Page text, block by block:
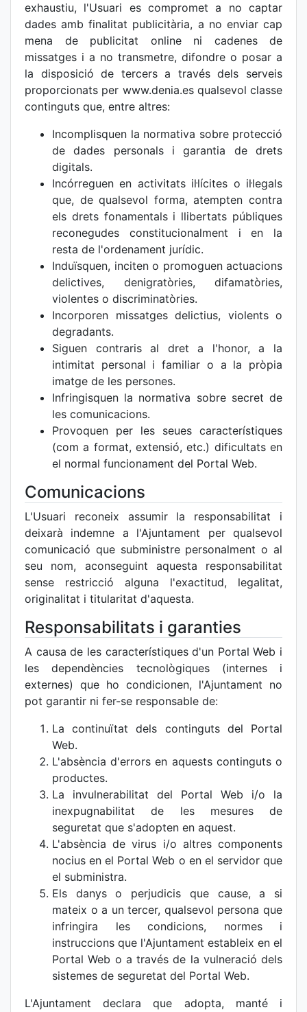
exhaustiu, l'Usuari es compromet a no captar
dades amb finalitat publicitària, a no enviar cap
mena de publicitat online ni cadenes de
missatges i a no transmetre, difondre o posar a
la disposició de tercers a través dels serveis
proporcionats per www.denia.es qualsevol classe
continguts que, entre altres:
Incomplisquen la normativa sobre protecció
de dades personals i garantia de drets
digitals.
Incórreguen en activitats il·lícites o il·legals
que, de qualsevol forma, atempten contra
els drets fonamentals i llibertats públiques
reconegudes constitucionalment i en la
resta de l'ordenament jurídic.
Induïsquen, inciten o promoguen actuacions
delictives, denigratòries, difamatòries,
violentes o discriminatòries.
Incorporen missatges delictius, violents o
degradants.
Siguen contraris al dret a l'honor, a la
intimitat personal i familiar o a la pròpia
imatge de les persones.
Infringisquen la normativa sobre secret de
les comunicacions.
Provoquen per les seues característiques
(com a format, extensió, etc.) dificultats en
el normal funcionament del Portal Web.
Comunicacions
L'Usuari reconeix assumir la responsabilitat i
deixarà indemne a l'Ajuntament per qualsevol
comunicació que subministre personalment o al
seu nom, aconseguint aquesta responsabilitat
sense restricció alguna l'exactitud, legalitat,
originalitat i titularitat d'aquesta.
Responsabilitats i garanties
A causa de les característiques d'un Portal Web i
les dependències tecnològiques (internes i
externes) que ho condicionen, l'Ajuntament no
pot garantir ni fer-se responsable de:
La continuïtat dels continguts del Portal
Web.
L'absència d'errors en aquests continguts o
productes.
La invulnerabilitat del Portal Web i/o la
inexpugnabilitat de les mesures de
seguretat que s'adopten en aquest.
L'absència de virus i/o altres components
nocius en el Portal Web o en el servidor que
el subministra.
Els danys o perjudicis que cause, a si
mateix o a un tercer, qualsevol persona que
infringira les condicions, normes i
instruccions que l'Ajuntament estableix en el
Portal Web o a través de la vulneració dels
sistemes de seguretat del Portal Web.
L'Ajuntament declara que adopta, manté i